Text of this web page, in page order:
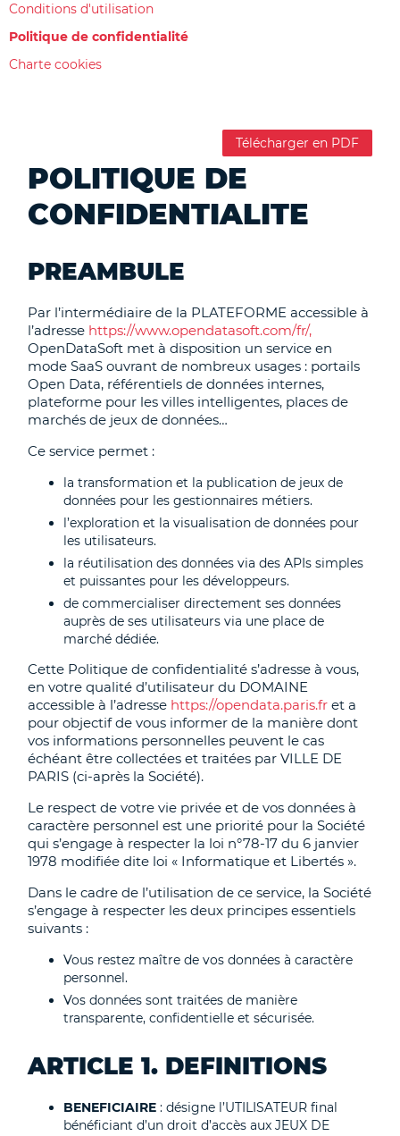
Conditions d'utilisation
Politique de confidentialité
Charte cookies
Télécharger en PDF
POLITIQUE DE
CONFIDENTIALITE
PREAMBULE
Par l’intermédiaire de la PLATEFORME accessible à
l’adresse https://www.opendatasoft.com/fr/,
OpenDataSoft met à disposition un service en
mode SaaS ouvrant de nombreux usages : portails
Open Data, référentiels de données internes,
plateforme pour les villes intelligentes, places de
marchés de jeux de données…
Ce service permet :
la transformation et la publication de jeux de
données pour les gestionnaires métiers.
l’exploration et la visualisation de données pour
les utilisateurs.
la réutilisation des données via des APIs simples
et puissantes pour les développeurs.
de commercialiser directement ses données
auprès de ses utilisateurs via une place de
marché dédiée.
Cette Politique de confidentialité s’adresse à vous,
en votre qualité d’utilisateur du DOMAINE
accessible à l’adresse https://opendata.paris.fr et a
pour objectif de vous informer de la manière dont
vos informations personnelles peuvent le cas
échéant être collectées et traitées par VILLE DE
PARIS (ci-après la Société).
Le respect de votre vie privée et de vos données à
caractère personnel est une priorité pour la Société
qui s’engage à respecter la loi n°78-17 du 6 janvier
1978 modifiée dite loi « Informatique et Libertés ».
Dans le cadre de l’utilisation de ce service, la Société
s’engage à respecter les deux principes essentiels
suivants :
Vous restez maître de vos données à caractère
personnel.
Vos données sont traitées de manière
transparente, confidentielle et sécurisée.
ARTICLE 1. DEFINITIONS
BENEFICIAIRE : désigne l’UTILISATEUR final
bénéficiant d’un droit d’accès aux JEUX DE